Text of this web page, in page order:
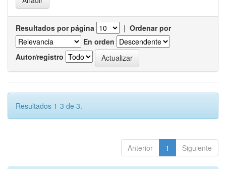
Resultados por página | Ordenar por
En orden
Autor/registro
Resultados 1-3 de 3.
Anterior 1 Siguiente